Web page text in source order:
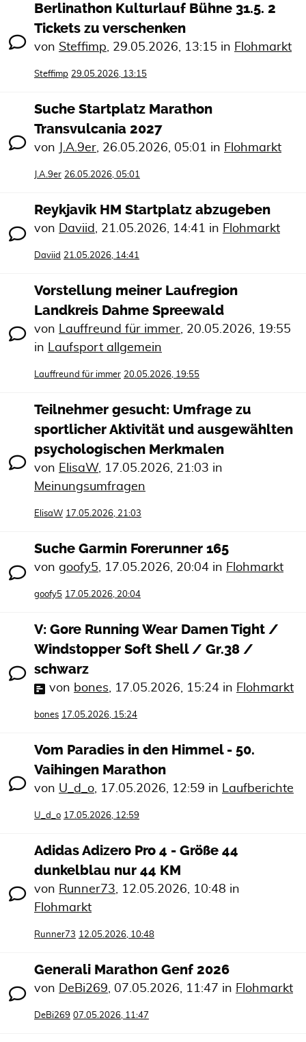
Berlinathon Kulturlauf Bühne 31.5. 2
Tickets zu verschenken
von Steffimp, 29.05.2026, 13:15 in Flohmarkt
Steffimp 29.05.2026, 13:15
Suche Startplatz Marathon
Transvulcania 2027
von J.A.9er, 26.05.2026, 05:01 in Flohmarkt
J.A.9er 26.05.2026, 05:01
Reykjavik HM Startplatz abzugeben
von Daviid, 21.05.2026, 14:41 in Flohmarkt
Daviid 21.05.2026, 14:41
Vorstellung meiner Laufregion
Landkreis Dahme Spreewald
von Lauffreund für immer, 20.05.2026, 19:55
in Laufsport allgemein
Lauffreund für immer 20.05.2026, 19:55
Teilnehmer gesucht: Umfrage zu
sportlicher Aktivität und ausgewählten
psychologischen Merkmalen
von ElisaW, 17.05.2026, 21:03 in
Meinungsumfragen
ElisaW 17.05.2026, 21:03
Suche Garmin Forerunner 165
von goofy5, 17.05.2026, 20:04 in Flohmarkt
goofy5 17.05.2026, 20:04
V: Gore Running Wear Damen Tight /
Windstopper Soft Shell / Gr.38 /
schwarz
von bones, 17.05.2026, 15:24 in Flohmarkt
bones 17.05.2026, 15:24
Vom Paradies in den Himmel - 50.
Vaihingen Marathon
von U_d_o, 17.05.2026, 12:59 in Laufberichte
U_d_o 17.05.2026, 12:59
Adidas Adizero Pro 4 - Größe 44
dunkelblau nur 44 KM
von Runner73, 12.05.2026, 10:48 in
Flohmarkt
Runner73 12.05.2026, 10:48
Generali Marathon Genf 2026
von DeBi269, 07.05.2026, 11:47 in Flohmarkt
DeBi269 07.05.2026, 11:47